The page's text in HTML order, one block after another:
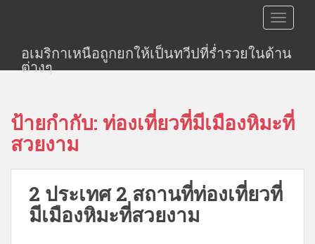
t
อเมริกาเหนือถูกยกให้เป็นทวีปที่ร่ำรวยในด้าน
ต่างๆ
ป้ายกำกับ: ท่องเที่ยวที่มีเมืองหิมะที่
สวยงาม
2 ประเทศ 2 สถานที่ท่องเที่ยวที่
มีเมืองหิมะที่สวยงาม